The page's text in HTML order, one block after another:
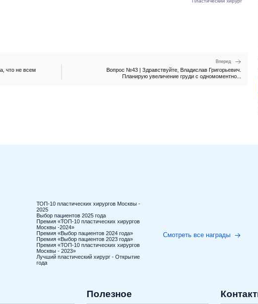
что не всем
Вперед
Вопрос №43 | Здравствуйте, Владислав Григорьевич.
Планирую увеличение груди с одномоментно...
ТОП-10 пластических хирургов Москвы -
2025
Выбор пациентов 2025 года
Премия «ТОП-10 пластических хирургов
Москвы -2024»
Премия «Выбор пациентов 2024 года»
Премия «Выбор пациентов 2023 года»
Премия «ТОП-10 пластических хирургов
Москвы - 2023»
Лучший пластический хирург - Открытие
года
Смотреть все награды
Полезное